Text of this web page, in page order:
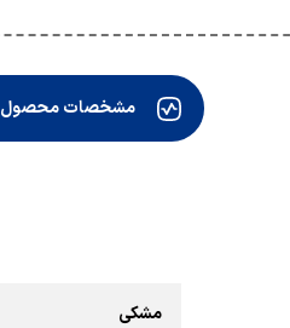
مشخصات محصول
مشکی